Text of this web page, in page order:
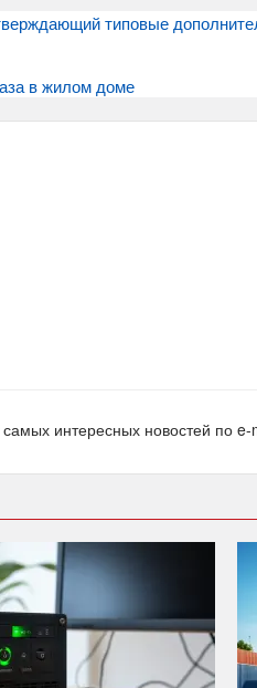
типовые
в жилом доме
интересных новостей по